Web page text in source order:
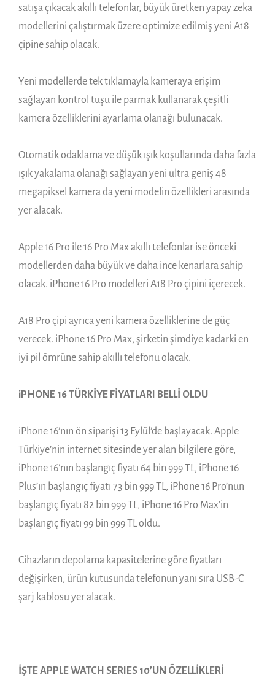
satışa çıkacak akıllı telefonlar, büyük üretken yapay zeka
modellerini çalıştırmak üzere optimize edilmiş yeni A18
çipine sahip olacak.
Yeni modellerde tek tıklamayla kameraya erişim
sağlayan kontrol tuşu ile parmak kullanarak çeşitli
kamera özelliklerini ayarlama olanağı bulunacak.
Otomatik odaklama ve düşük ışık koşullarında daha fazla
ışık yakalama olanağı sağlayan yeni ultra geniş 48
megapiksel kamera da yeni modelin özellikleri arasında
yer alacak.
Apple 16 Pro ile 16 Pro Max akıllı telefonlar ise önceki
modellerden daha büyük ve daha ince kenarlara sahip
olacak. iPhone 16 Pro modelleri A18 Pro çipini içerecek.
A18 Pro çipi ayrıca yeni kamera özelliklerine de güç
verecek. iPhone 16 Pro Max, şirketin şimdiye kadarki en
iyi pil ömrüne sahip akıllı telefonu olacak.
iPHONE 16 TÜRKİYE FİYATLARI BELLİ OLDU
iPhone 16’nın ön siparişi 13 Eylül’de başlayacak. Apple
Türkiye’nin internet sitesinde yer alan bilgilere göre,
iPhone 16’nın başlangıç fiyatı 64 bin 999 TL, iPhone 16
Plus’ın başlangıç fiyatı 73 bin 999 TL, iPhone 16 Pro’nun
başlangıç fiyatı 82 bin 999 TL, iPhone 16 Pro Max’in
başlangıç fiyatı 99 bin 999 TL oldu.
Cihazların depolama kapasitelerine göre fiyatları
değişirken, ürün kutusunda telefonun yanı sıra USB-C
şarj kablosu yer alacak.
İŞTE APPLE WATCH SERIES 10’UN ÖZELLİKLERİ